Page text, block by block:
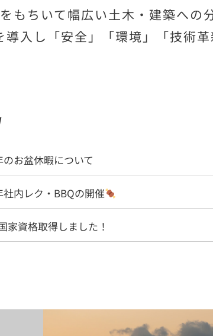
もちいて幅広い土木・建築への
入し「安全」「環境」「技術
のお盆休暇について
社内レク・BBQの開催
家資格取得しました！